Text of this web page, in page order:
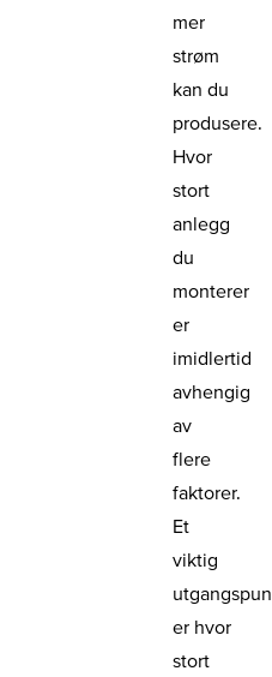
mer
strøm
kan du
produsere.
Hvor
stort
anlegg
du
monterer
er
imidlertid
avhengig
av
flere
faktorer.
Et
viktig
er hvor
stort